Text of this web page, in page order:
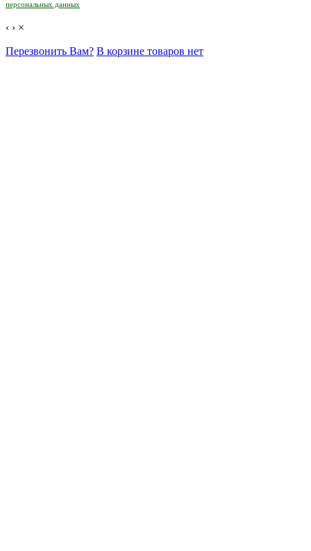
персональных данных
‹ › ×
Перезвонить Вам? В корзине товаров нет